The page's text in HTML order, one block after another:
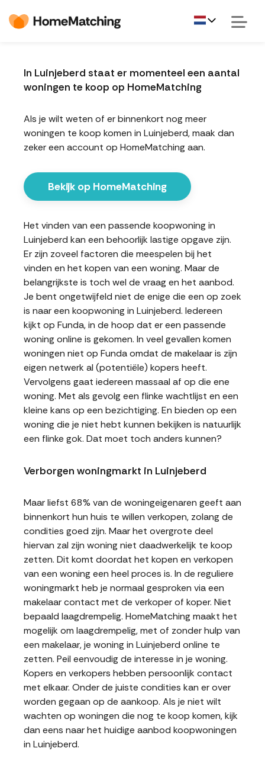
In Luinjeberd staat er momenteel een aantal
woningen te koop op HomeMatching
Als je wilt weten of er binnenkort nog meer
woningen te koop komen in Luinjeberd, maak dan
zeker een account op HomeMatching aan.
Bekijk op HomeMatching
Het vinden van een passende koopwoning in
Luinjeberd kan een behoorlijk lastige opgave zijn.
Er zijn zoveel factoren die meespelen bij het
vinden en het kopen van een woning. Maar de
belangrijkste is toch wel de vraag en het aanbod.
Je bent ongetwijfeld niet de enige die een op zoek
is naar een koopwoning in Luinjeberd. Iedereen
kijkt op Funda, in de hoop dat er een passende
woning online is gekomen. In veel gevallen komen
woningen niet op Funda omdat de makelaar is zijn
eigen netwerk al (potentiële) kopers heeft.
Vervolgens gaat iedereen massaal af op die ene
woning. Met als gevolg een flinke wachtlijst en een
kleine kans op een bezichtiging. En bieden op een
woning die je niet hebt kunnen bekijken is natuurlijk
een flinke gok. Dat moet toch anders kunnen?
Verborgen woningmarkt in Luinjeberd
Maar liefst 68% van de woningeigenaren geeft aan
binnenkort hun huis te willen verkopen, zolang de
condities goed zijn. Maar het overgrote deel
hiervan zal zijn woning niet daadwerkelijk te koop
zetten. Dit komt doordat het kopen en verkopen
van een woning een heel proces is. In de reguliere
woningmarkt heb je normaal gesproken via een
makelaar contact met de verkoper of koper. Niet
bepaald laagdrempelig. HomeMatching maakt het
mogelijk om laagdrempelig, met of zonder hulp van
een makelaar, je woning in Luinjeberd online te
zetten. Peil eenvoudig de interesse in je woning.
Kopers en verkopers hebben persoonlijk contact
met elkaar. Onder de juiste condities kan er over
worden gegaan op de aankoop. Als je niet wilt
wachten op woningen die nog te koop komen, kijk
dan eens naar het huidige aanbod koopwoningen
in Luinjeberd.